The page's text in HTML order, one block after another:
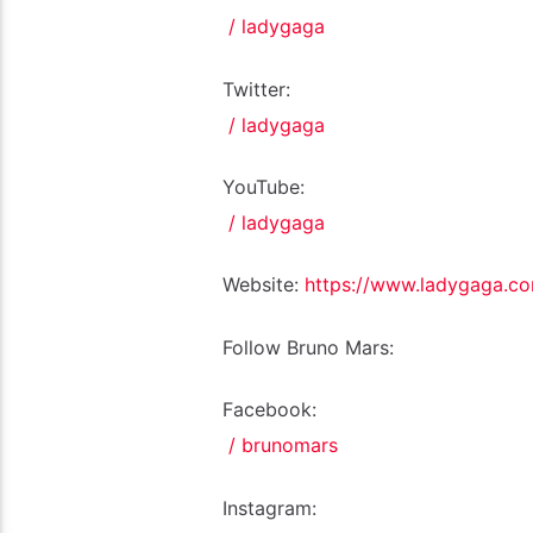
/ ladygaga
Twitter:
/ ladygaga
YouTube:
/ ladygaga
Website: https://
Follow Bruno Mars:
Facebook:
/ brunomars
Instagram: